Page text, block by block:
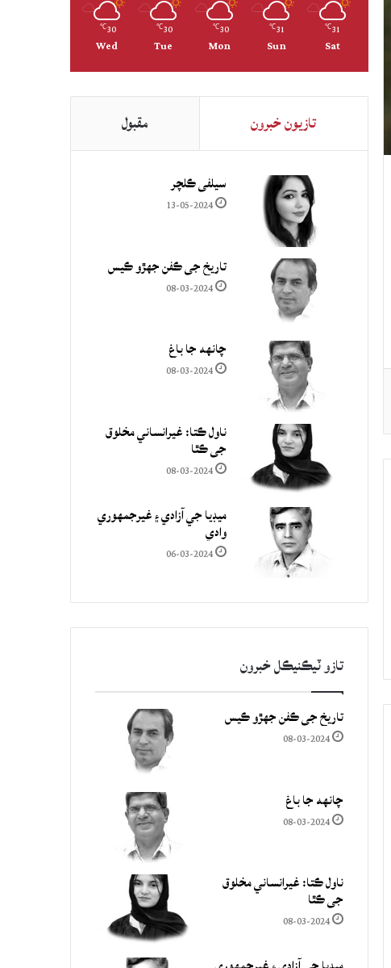
31
℃
Sat
31
℃
Sun
30
℃
Mon
30
℃
Tue
30
℃
Wed
تازيون خبرون مقبول
سيلفي ڪلچر
13-05-2024
تاريخ جي ڪفن جھڙو ڪيس
08-03-2024
چانهه جا باغ
08-03-2024
ناول ڪتا: غيرانساني مخلوق
جي ڪٿا
08-03-2024
ميڊيا جي آزادي ۽ غيرجمھوري
وادي
06-03-2024
تازو ٽيڪنيڪل خبرون
تاريخ جي ڪفن جھڙو ڪيس
08-03-2024
چانهه جا باغ
08-03-2024
ناول ڪتا: غيرانساني مخلوق
جي ڪٿا
08-03-2024